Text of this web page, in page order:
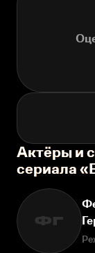
Актёры и
сериала
ФГ